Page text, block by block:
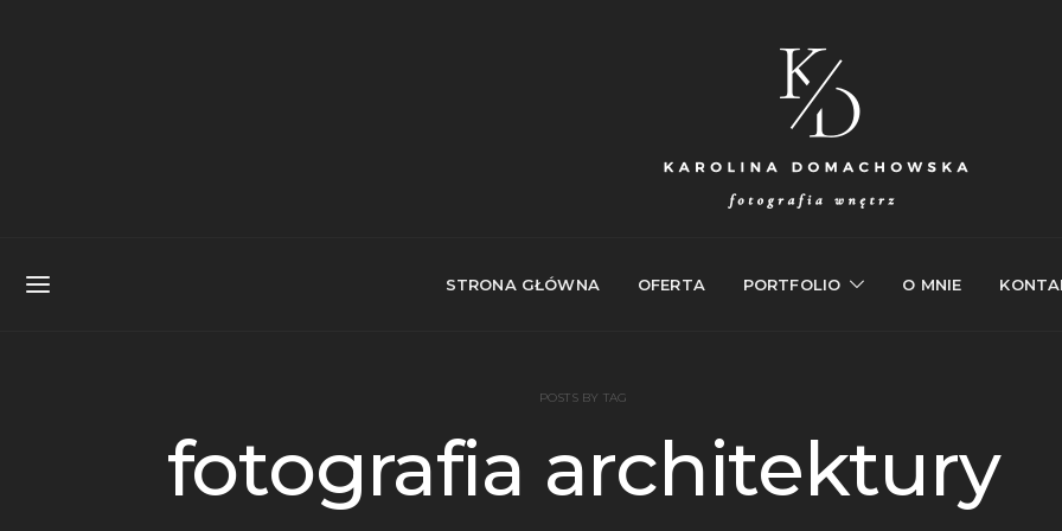
STRONA GŁÓWNA OFERTA PORTFOLIO O MNIE
POSTS BY TAG
fotografia architektury